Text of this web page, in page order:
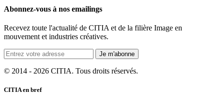
Abonnez-vous à nos emailings
Recevez toute l'actualité de CITIA et de la filière Image en
mouvement et industries créatives.
Je m'abonne
© 2014 - 2026 CITIA. Tous droits réservés.
CITIA en bref